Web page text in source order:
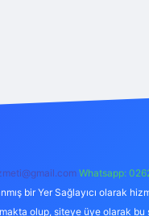
Whatsapp:
bir Yer Sağlayıcı olarak
olup, siteye üye olarak